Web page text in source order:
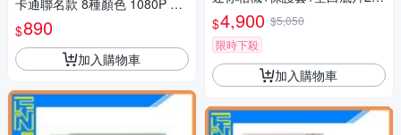
卡通聯名款 8種顏色 1080P 自
拍 多款濾鏡 吊飾 掛飾
$890
加入購物車
張(公司貨)寶石黑
$4,900 $5,050
限時下殺
加入購物車